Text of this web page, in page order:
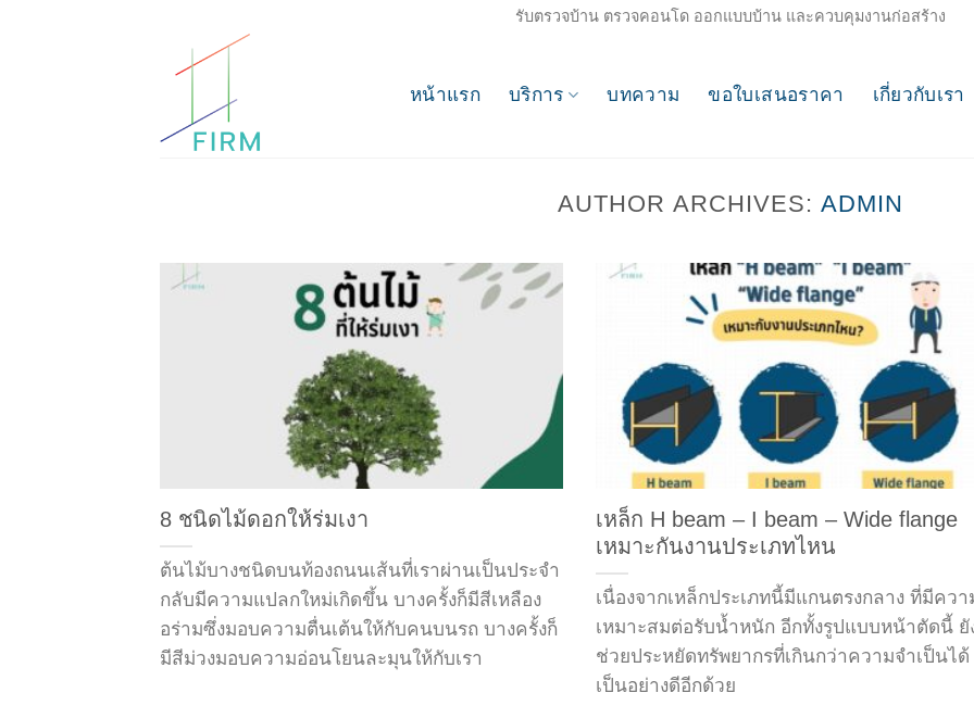
รับตรวจบ้าน ตรวจคอนโด ออกแบบบ้าน และควบคุมงานก่อสร้าง
หน้าแรก บริการ บทความ ขอใบเสนอราคา เกี่ยวกับเรา
AUTHOR ARCHIVES: ADMIN
8 ชนิดไม้ดอกให้ร่มเงา
ต้นไม้บางชนิดบนท้องถนนเส้นที่เราผ่านเป็นประจำ
กลับมีความแปลกใหม่เกิดขึ้น บางครั้งก็มีสีเหลือง
อร่ามซึ่งมอบความตื่นเต้นให้กับคนบนรถ บางครั้งก็
มีสีม่วงมอบความอ่อนโยนละมุนให้กับเรา
เหล็ก H beam – I beam – Wide flange
เหมาะกันงานประเภทไหน
เนื่องจากเหล็กประเภทนี้มีแกนตรงกลาง ที่มีควา
เหมาะสมต่อรับน้ำหนัก อีกทั้งรูปแบบหน้าตัดนี้ ยั
ช่วยประหยัดทรัพยากรที่เกินกว่าความจำเป็นได้
เป็นอย่างดีอีกด้วย